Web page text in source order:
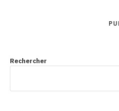
Rechercher